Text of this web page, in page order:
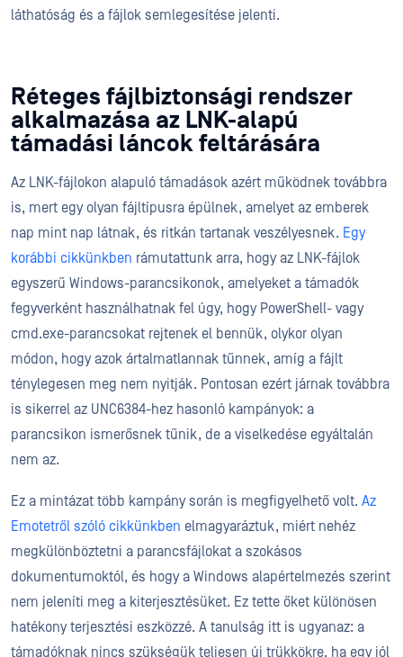
láthatóság és a fájlok semlegesítése jelenti.
Réteges fájlbiztonsági rendszer
alkalmazása az LNK-alapú
támadási láncok feltárására
Az LNK-fájlokon alapuló támadások azért működnek továbbra
is, mert egy olyan fájltípusra épülnek, amelyet az emberek
nap mint nap látnak, és ritkán tartanak veszélyesnek. Egy
korábbi cikkünkben rámutattunk arra, hogy az LNK-fájlok
egyszerű Windows-parancsikonok, amelyeket a támadók
fegyverként használhatnak fel úgy, hogy PowerShell- vagy
cmd.exe-parancsokat rejtenek el bennük, olykor olyan
módon, hogy azok ártalmatlannak tűnnek, amíg a fájlt
ténylegesen meg nem nyitják. Pontosan ezért járnak továbbra
is sikerrel az UNC6384-hez hasonló kampányok: a
parancsikon ismerősnek tűnik, de a viselkedése egyáltalán
nem az.
Ez a mintázat több kampány során is megfigyelhető volt. Az
Emotetről szóló cikkünkben elmagyaráztuk, miért nehéz
megkülönböztetni a parancsfájlokat a szokásos
dokumentumoktól, és hogy a Windows alapértelmezés szerint
nem jeleníti meg a kiterjesztésüket. Ez tette őket különösen
hatékony terjesztési eszközzé. A tanulság itt is ugyanaz: a
támadóknak nincs szükségük teljesen új trükkökre, ha egy jól